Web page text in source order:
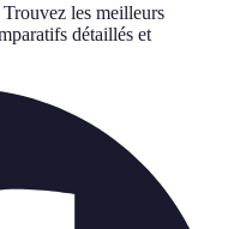
les meilleurs
détaillés et